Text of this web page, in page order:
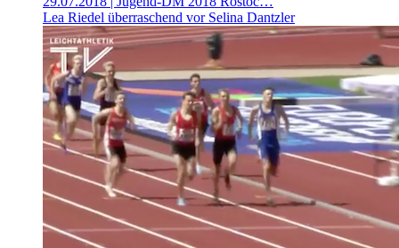
Lea Riedel überraschend vor Selina Dantzler